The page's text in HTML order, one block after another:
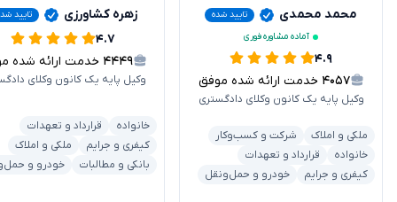
محمد محمدی
تایید شده
آماده مشاوره فوری
۴.۹
۴۰۵۷ خدمت ارائه شده موفق
وکیل پایه یک کانون وکلای دادگستری
ملکی و املاک
شرکت و کسب‌وکار
خانواده
قرارداد و تعهدات
کیفری و جرایم
خودرو و حمل‌ونقل
زهره کشاورزی تایید
۴.۷
۴۴۴۹ خدمت ارائه شده موفق
وکیل پایه یک کانون وکلای
خانواده
قرارداد و تعهدات
کیفری و جرایم
ملکی و املاک
بانکی و مطالبات
خودرو و